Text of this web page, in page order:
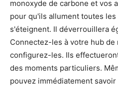
monoxyde de carbone et vos
pour qu'ils allument toutes
s'éteignent. Il déverrouillera
Connectez-les à votre hub
configurez-les. Ils
des moments particuliers.
pouvez immédiatement